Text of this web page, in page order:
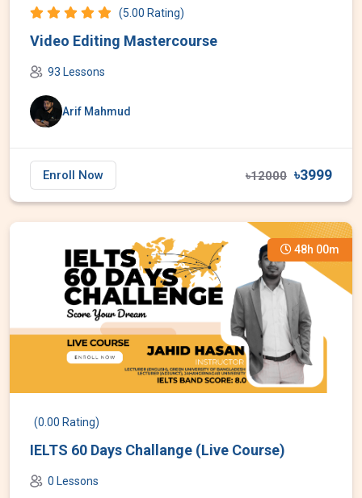
(5.00 Rating)
Video Editing Mastercourse
93 Lessons
Arif Mahmud
Enroll Now ৳12000 ৳3999
48h 00m
(0.00 Rating)
IELTS 60 Days Challange (Live Course)
0 Lessons